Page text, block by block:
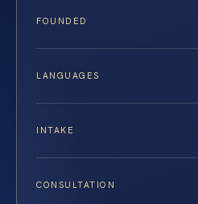
FOUNDED
LANGUAGES
INTAKE
CONSULTATION